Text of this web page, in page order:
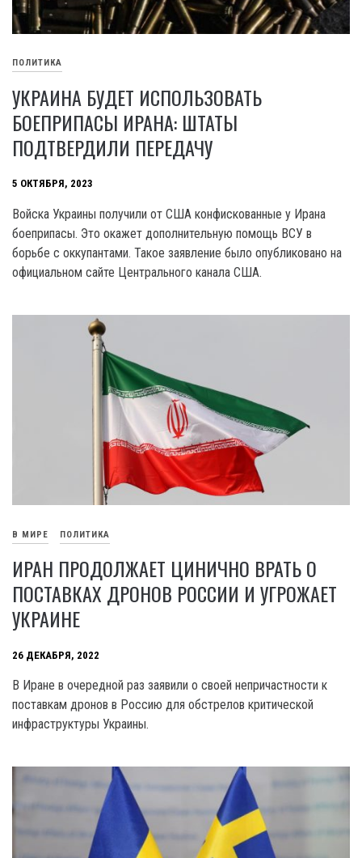
ПОЛИТИКА
УКРАИНА БУДЕТ ИСПОЛЬЗОВАТЬ
БОЕПРИПАСЫ ИРАНА: ШТАТЫ
ПОДТВЕРДИЛИ ПЕРЕДАЧУ
5 ОКТЯБРЯ, 2023
Войска Украины получили от США конфискованные у Ирана
боеприпасы. Это окажет дополнительную помощь ВСУ в
борьбе с оккупантами. Такое заявление было опубликовано на
официальном сайте Центрального канала США.
В МИРЕ ПОЛИТИКА
ИРАН ПРОДОЛЖАЕТ ЦИНИЧНО ВРАТЬ О
ПОСТАВКАХ ДРОНОВ РОССИИ И УГРОЖАЕТ
УКРАИНЕ
26 ДЕКАБРЯ, 2022
В Иране в очередной раз заявили о своей непричастности к
поставкам дронов в Россию для обстрелов критической
инфраструктуры Украины.